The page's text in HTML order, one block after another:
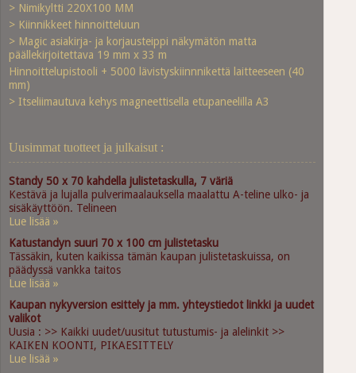
> Nimikyltti 220X100 MM
> Kiinnikkeet hinnoitteluun
> Magic asiakirja- ja korjausteippi näkymätön matta
päällekirjoitettava 19 mm x 33 m
Hinnoittelupistooli + 5000 lävistyskiinnnikettä laitteeseen (40
mm)
> Itseliimautuva kehys magneettisella etupaneelilla A3
Uusimmat tuotteet ja julkaisut :
Standy 50 x 70 kahdella julistetaskulla, 7 väriä
Kestävä ja lujalla pulverimaalauksella maalattu A-teline ulko- ja
sisäkäyttöön. Telineen
Lue lisää »
Katustandyn suuri 70 x 100 cm julistetasku
Tässäkin, kuten kaikissa tämän kaupan julistetaskuissa, on
päädyssä vankka taitos
Lue lisää »
Kaupan nykyversion esittely ja mm. yhteystiedot linkki ja uudet
valikot
Uusia : >> Kaikki uudet/uusitut tutustumis- ja alelinkit >>
KAIKEN KOONTI, PIKAESITTELY
Lue lisää »